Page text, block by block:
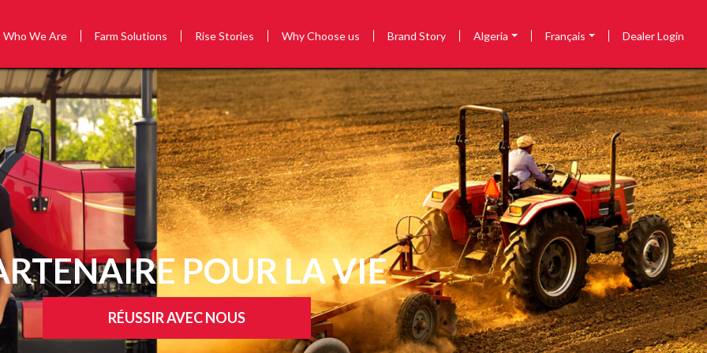
Who We Are Farm Solutions Rise Stories Why Choose us Brand Story Algeria Français Dealer Login
POUR LA VIE
RÉUSSIR AVEC NOUS